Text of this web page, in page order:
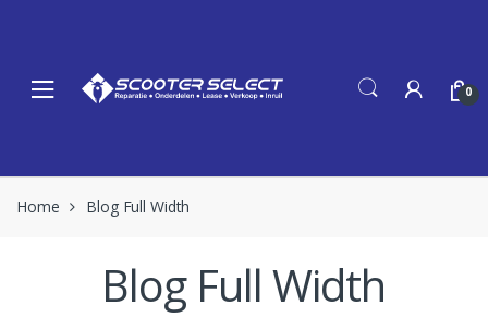
0
Home Blog Full Width
Blog Full Width